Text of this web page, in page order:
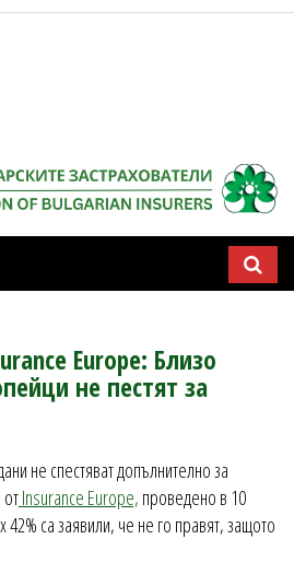
Europe: Близо
не пестят за
не спестяват допълнително за
Insurance Europe, проведено в 10
са заявили, че не го правят, защото